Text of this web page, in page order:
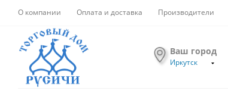
О компании Оплата и доставка Производители
Ваш город
Иркутск